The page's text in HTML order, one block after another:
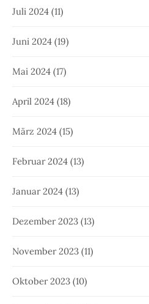
Juli 2024 (11)
Juni 2024 (19)
Mai 2024 (17)
April 2024 (18)
März 2024 (15)
Februar 2024 (13)
Januar 2024 (13)
Dezember 2023 (13)
November 2023 (11)
Oktober 2023 (10)